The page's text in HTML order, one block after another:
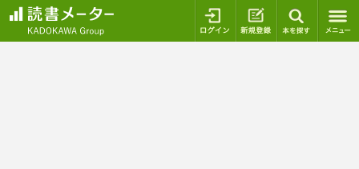
ログイン 新規登録